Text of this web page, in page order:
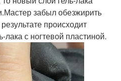
забыл обезжирить
происходит
лака с ногтевой пластиной.